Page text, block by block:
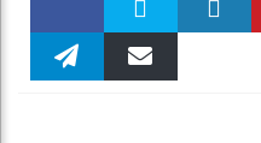
Faceboo Twitter